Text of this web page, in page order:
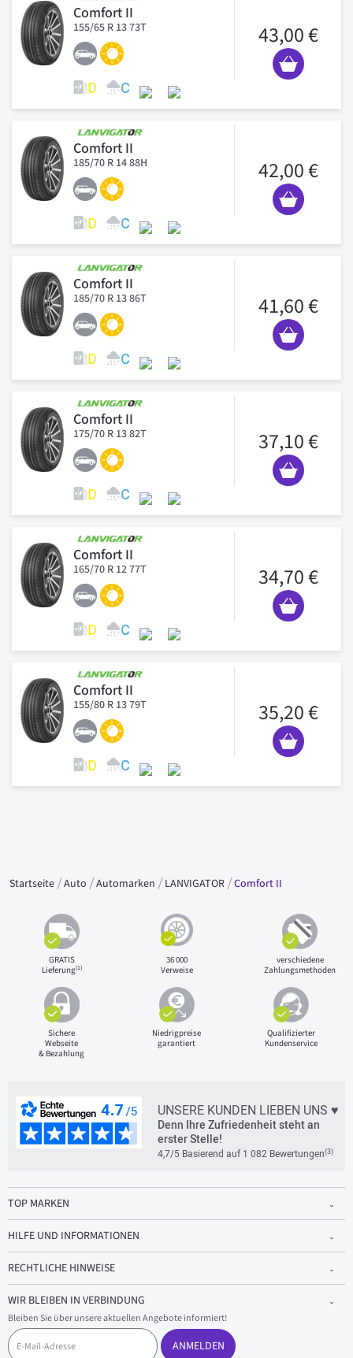
Comfort II
155/65 R 13 73T 43,00 €
Comfort II
185/70 R 14 88H 42,00 €
Comfort II
185/70 R 13 86T 41,60 €
Comfort II
175/70 R 13 82T 37,10 €
Comfort II
165/70 R 12 77T 34,70 €
Comfort II
155/80 R 13 79T 35,20 €
Startseite Auto Automarken LANVIGATOR Comfort II
GRATIS
Lieferung(1)
36 000
Verweise
verschiedene
Zahlungsmethoden
Sichere
Webseite
& Bezahlung
Niedrigpreise
garantiert
Qualifizierter
Kundenservice
UNSERE KUNDEN LIEBEN UNS ♥
Denn Ihre Zufriedenheit steht an
erster Stelle!
4,7/5 Basierend auf 1 082 Bewertungen(3)
TOP MARKEN
HILFE UND INFORMATIONEN
RECHTLICHE HINWEISE
WIR BLEIBEN IN VERBINDUNG
Bleiben Sie über unsere aktuellen Angebote informiert!
E
-
ANMELDEN